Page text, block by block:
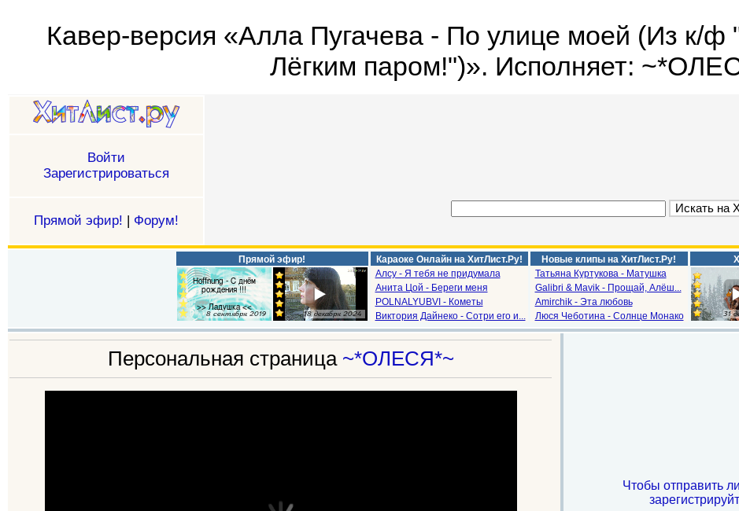
Кавер-версия «Алла Пугачева - По улице моей (Из к/
Лёгким паром!")». Исполняет:
Войти
Зарегистрироваться
Прямой эфир! | Форум!
Прямой эфир!
Караоке Онлайн на ХитЛист.Ру!
Алсу - Я тебя не придумала
Анита Цой - Береги меня
POLNALYUBVI - Кометы
Виктория Дайнеко - Сотри его и...
Новые клипы на ХитЛист.Ру!
Татьяна Куртукова - Матушка
Galibri & Mavik - Прощай, Алёш...
Amirchik - Эта любовь
Люся Чеботина - Солнце Монако
Персональная страница ~*ОЛЕСЯ*~
Чтобы отправить